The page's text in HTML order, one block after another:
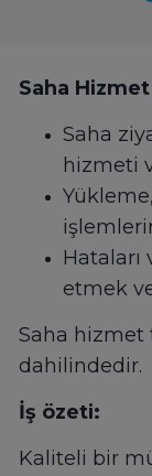
Saha
Saha
hizmeti
etmek
Saha hizmet
dahilindedir.
İş özeti:
Kaliteli bir